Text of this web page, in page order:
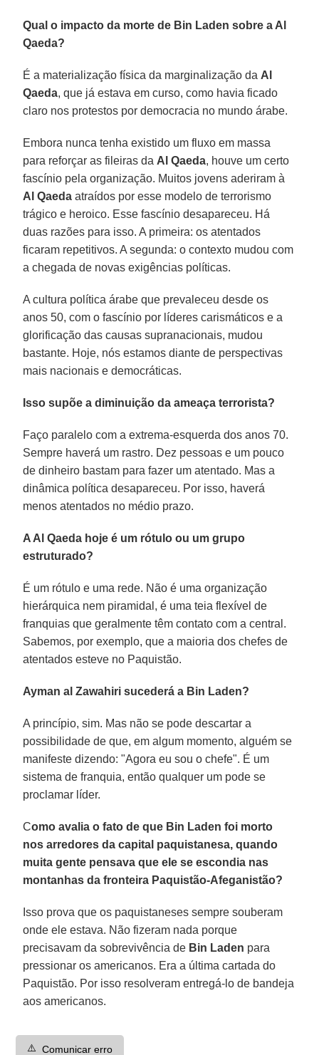
Qual o impacto da morte de Bin Laden sobre a Al
Qaeda?
É a materialização física da marginalização da Al
Qaeda, que já estava em curso, como havia ficado
claro nos protestos por democracia no mundo árabe.
Embora nunca tenha existido um fluxo em massa
para reforçar as fileiras da Al Qaeda, houve um certo
fascínio pela organização. Muitos jovens aderiram à
Al Qaeda atraídos por esse modelo de terrorismo
trágico e heroico. Esse fascínio desapareceu. Há
duas razões para isso. A primeira: os atentados
ficaram repetitivos. A segunda: o contexto mudou com
a chegada de novas exigências políticas.
A cultura política árabe que prevaleceu desde os
anos 50, com o fascínio por líderes carismáticos e a
glorificação das causas supranacionais, mudou
bastante. Hoje, nós estamos diante de perspectivas
mais nacionais e democráticas.
Isso supõe a diminuição da ameaça terrorista?
Faço paralelo com a extrema-esquerda dos anos 70.
Sempre haverá um rastro. Dez pessoas e um pouco
de dinheiro bastam para fazer um atentado. Mas a
dinâmica política desapareceu. Por isso, haverá
menos atentados no médio prazo.
A Al Qaeda hoje é um rótulo ou um grupo
estruturado?
É um rótulo e uma rede. Não é uma organização
hierárquica nem piramidal, é uma teia flexível de
franquias que geralmente têm contato com a central.
Sabemos, por exemplo, que a maioria dos chefes de
atentados esteve no Paquistão.
Ayman al Zawahiri sucederá a Bin Laden?
A princípio, sim. Mas não se pode descartar a
possibilidade de que, em algum momento, alguém se
manifeste dizendo: "Agora eu sou o chefe". É um
sistema de franquia, então qualquer um pode se
proclamar líder.
Como avalia o fato de que Bin Laden foi morto
nos arredores da capital paquistanesa, quando
muita gente pensava que ele se escondia nas
montanhas da fronteira Paquistão-Afeganistão?
Isso prova que os paquistaneses sempre souberam
onde ele estava. Não fizeram nada porque
precisavam da sobrevivência de Bin Laden para
pressionar os americanos. Era a última cartada do
Paquistão. Por isso resolveram entregá-lo de bandeja
aos americanos.
⚠️ Comunicar erro